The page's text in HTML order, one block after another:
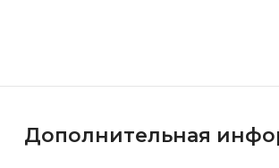
Дополнительная